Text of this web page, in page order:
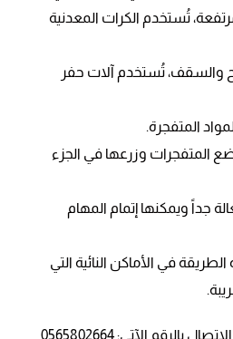
تُستخدم الكرات المعدنية
والسقف، تُستخدم آلات حفر
المتفجرة.
المتفجرات وزرعها في الجزء
جداً ويمكنها إتمام المهام
في الأماكن النائية التي
الآتي: 0565802664